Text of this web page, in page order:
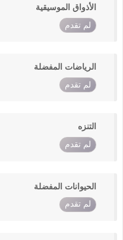
الأذواق الموسيقية
لم تقدم
الرياضات المفضلة
لم تقدم
التنزه
لم تقدم
الحيوانات المفضلة
لم تقدم